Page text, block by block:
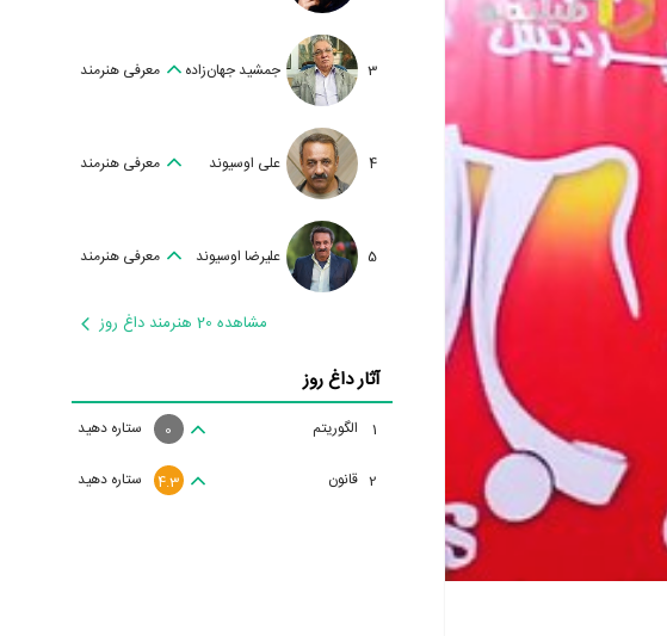
3 جمشید جهان‌زاده معرفی هنرمند
4 علی اوسیوند معرفی هنرمند
5 علیرضا اوسیوند معرفی هنرمند
مشاهده 20 هنرمند داغ روز
آثار داغ روز
1 الگوریتم ستاره دهید 0
2 قانون ستاره دهید 4.3